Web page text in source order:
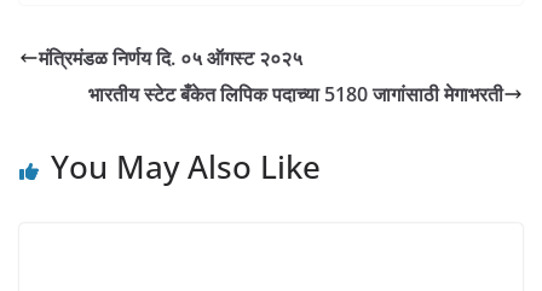
मंत्रिमंडळ निर्णय दि. ०५ ऑगस्ट २०२५
भारतीय स्टेट बँकेत लिपिक पदाच्या 5180 जागांसाठी मेगाभरती
You May Also Like